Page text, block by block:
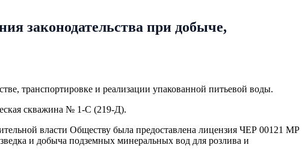
законодательства при добыче,
транспортировке и реализации упакованной питьевой воды.
скважина № 1-С (219-Д).
власти Обществу была предоставлена лицензия ЧЕР 00121 МР
и добыча подземных минеральных вод для розлива и